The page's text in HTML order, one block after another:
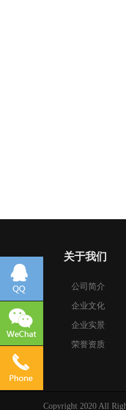
关于我们
公司简介
企业文化
企业实景
荣誉资质
Copyright 2020 All